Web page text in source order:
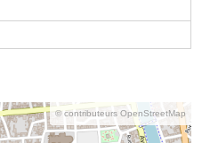
© contributeurs OpenStreetMap